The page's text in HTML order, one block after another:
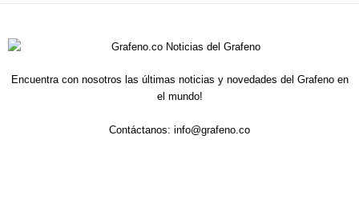
Encuentra con nosotros las últimas noticias y novedades del Grafeno en
el mundo!
Contáctanos: info@grafeno.co